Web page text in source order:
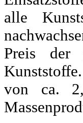
alle
Preis der
von ca.